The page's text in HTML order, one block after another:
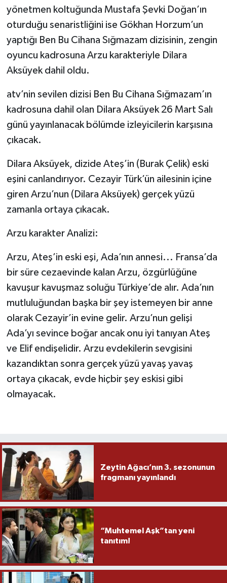
yönetmen koltuğunda Mustafa Şevki Doğan’ın
oturduğu senaristliğini ise Gökhan Horzum’un
yaptığı Ben Bu Cihana Sığmazam dizisinin, zengin
oyuncu kadrosuna Arzu karakteriyle Dilara
Aksüyek dahil oldu.
atv’nin sevilen dizisi Ben Bu Cihana Sığmazam’ın
kadrosuna dahil olan Dilara Aksüyek 26 Mart Salı
günü yayınlanacak bölümde izleyicilerin karşısına
çıkacak.
Dilara Aksüyek, dizide Ateş’in (Burak Çelik) eski
eşini canlandırıyor. Cezayir Türk’ün ailesinin içine
giren Arzu’nun (Dilara Aksüyek) gerçek yüzü
zamanla ortaya çıkacak.
Arzu karakter Analizi:
Arzu, Ateş’in eski eşi, Ada’nın annesi... Fransa’da
bir süre cezaevinde kalan Arzu, özgürlüğüne
kavuşur kavuşmaz soluğu Türkiye’de alır. Ada’nın
mutluluğundan başka bir şey istemeyen bir anne
olarak Cezayir’in evine gelir. Arzu’nun gelişi
Ada’yı sevince boğar ancak onu iyi tanıyan Ateş
ve Elif endişelidir. Arzu evdekilerin sevgisini
kazandıktan sonra gerçek yüzü yavaş yavaş
ortaya çıkacak, evde hiçbir şey eskisi gibi
olmayacak.
Zeytin Ağacı’nın 3. sezonunun
fragmanı yayınlandı
“Muhtemel Aşk”tan yeni
tanıtım!